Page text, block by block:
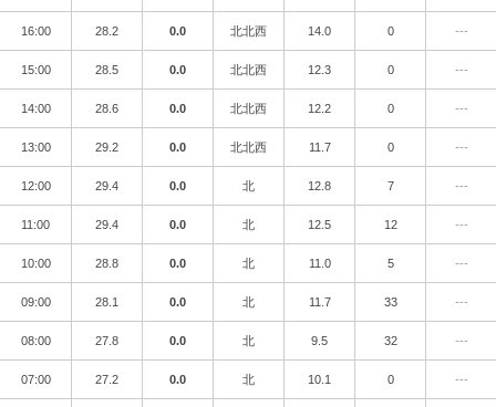
16:00 28.2 0.0 北北西 14.0 0 ---
15:00 28.5 0.0 北北西 12.3 0 ---
14:00 28.6 0.0 北北西 12.2 0 ---
13:00 29.2 0.0 北北西 11.7 0 ---
12:00 29.4 0.0 北 12.8 7 ---
11:00 29.4 0.0 北 12.5 12 ---
10:00 28.8 0.0 北 11.0 5 ---
09:00 28.1 0.0 北 11.7 33 ---
08:00 27.8 0.0 北 9.5 32 ---
07:00 27.2 0.0 北 10.1 0 ---